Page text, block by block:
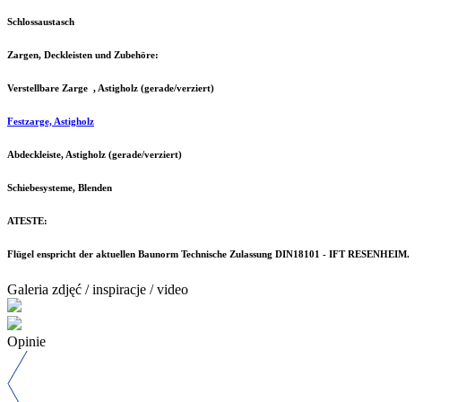
Schlossaustasch
Zargen, Deckleisten und Zubehöre:
Verstellbare Zarge , Astigholz (gerade/verziert)
Festzarge, Astigholz
Abdeckleiste, Astigholz (gerade/verziert)
Schiebesysteme, Blenden
ATESTE:
Flügel enspricht der aktuellen Baunorm Technische Zulassung DIN18101 - IFT RESENHEIM.
Galeria zdjęć / inspiracje / video
Opinie